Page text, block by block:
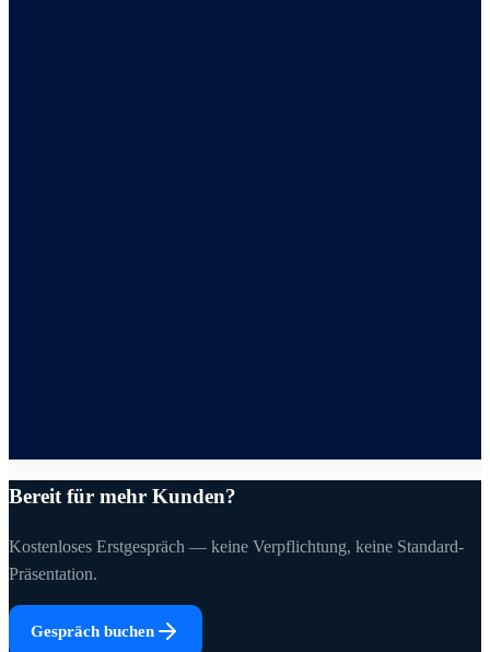
Bereit für mehr Kunden?
Kostenloses Erstgespräch — keine Verpflichtung, keine Standard-
Präsentation.
Gespräch buchen